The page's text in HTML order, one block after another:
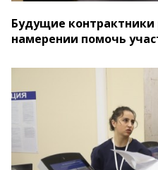
Будущие контрактники
намерении помочь